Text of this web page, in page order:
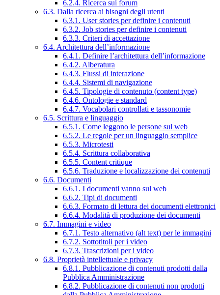
6.2.4. Ricerca sui forum
6.3. Dalla ricerca ai bisogni degli utenti
6.3.1. User stories per definire i contenuti
6.3.2. Job stories per definire i contenuti
6.3.3. Criteri di accettazione
6.4. Architettura dell’informazione
6.4.1. Definire l’architettura dell’informazione
6.4.2. Alberatura
6.4.3. Flussi di interazione
6.4.4. Sistemi di navigazione
6.4.5. Tipologie di contenuto (content type)
6.4.6. Ontologie e standard
6.4.7. Vocabolari controllati e tassonomie
6.5. Scrittura e linguaggio
6.5.1. Come leggono le persone sul web
6.5.2. Le regole per un linguaggio semplice
6.5.3. Microtesti
6.5.4. Scrittura collaborativa
6.5.5. Content critique
6.5.6. Traduzione e localizzazione dei contenuti
6.6. Documenti
6.6.1. I documenti vanno sul web
6.6.2. Tipi di documenti
6.6.3. Formato di lettura dei documenti elettronici
6.6.4. Modalità di produzione dei documenti
6.7. Immagini e video
6.7.1. Testo alternativo (alt text) per le immagini
6.7.2. Sottotitoli per i video
6.7.3. Trascrizioni per i video
6.8. Proprietà intellettuale e privacy
6.8.1. Pubblicazione di contenuti prodotti dalla
Pubblica Amministrazione
6.8.2. Pubblicazione di contenuti non prodotti